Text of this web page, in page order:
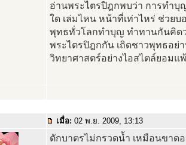
อ่านพระไตรปิฎกพบว่า การทำบุ
ใด เล่มไหน หน้าที่เท่าไหร่ ช่วย
พุทธทั่วโลกทำบุญ ทำทานกันคิด
พระไตรปิฎกกัน เถิดชาวพุทธอย่
วิทยาศาสตร์อย่างไอสไตล์ยอมแ
เมื่อ: 02 พ.ย. 2009, 13:13
ตักบาตรไม่กรวดน้ำ เหมือนขาดอ